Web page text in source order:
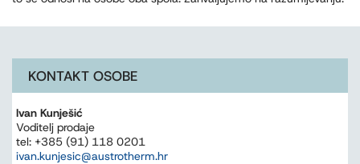
KONTAKT OSOBE
Ivan Kunješić
Voditelj prodaje
tel: +385 (91) 118 0201
ivan.kunjesic@austrotherm.hr